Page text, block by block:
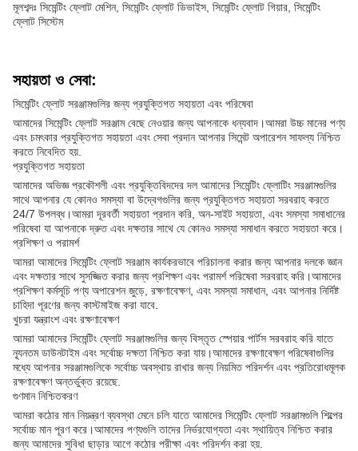
মূলশব্দঃ সিমেন্টিং ফ্লোট মেশিন, সিমেন্টিং ফ্লোট ডিভাইস, সিমেন্টিং ফ্লোট গিয়ার, সিমেন্টিং
ফ্লোট সিস্টেম
সহায়তা ও সেবা:
সিমেন্টিং ফ্লোট সরঞ্জামগুলির জন্য প্রযুক্তিগত সহায়তা এবং পরিষেবা
আমাদের সিমেন্টিং ফ্লোট সরঞ্জাম বেছে নেওয়ার জন্য আপনাকে ধন্যবাদ।আমরা উচ্চ মানের পণ্য
এবং চমৎকার প্রযুক্তিগত সহায়তা এবং সেবা প্রদান আপনার সিমেন্ট অপারেশন সাফল্য নিশ্চিত
করতে নিবেদিত হয়.
প্রযুক্তিগত সহায়তা
আমাদের অভিজ্ঞ প্রকৌশলী এবং প্রযুক্তিবিদদের দল আমাদের সিমেন্টিং ফ্লোটিং সরঞ্জামগুলির
সাথে আপনার যে কোনও সমস্যা বা উদ্বেগগুলির জন্য প্রযুক্তিগত সহায়তা সরবরাহ করতে
24/7 উপলব্ধ।আমরা দূরবর্তী সহায়তা প্রদান করি, অন-সাইট সহায়তা, এবং সমস্যা সমাধানের
পরিষেবা যা আপনাকে দ্রুত এবং দক্ষতার সাথে যে কোনও সমস্যা সমাধান করতে সহায়তা করে।
প্রশিক্ষণ ও পরামর্শ
আমরা আমাদের সিমেন্টিং ফ্লোট সরঞ্জাম কার্যকরভাবে পরিচালনা করার জন্য আপনার দলকে জ্ঞান
এবং দক্ষতার সাথে সুসজ্জিত করার জন্য প্রশিক্ষণ এবং পরামর্শ পরিষেবা সরবরাহ করি।আমাদের
প্রশিক্ষণ কর্মসূচি পণ্য অপারেশন জুড়ে, রক্ষণাবেক্ষণ, এবং সমস্যা সমাধান, এবং আপনার নির্দিষ্ট
চাহিদা পূরণের জন্য কাস্টমাইজ করা যাবে.
খুচরা যন্ত্রাংশ এবং রক্ষণাবেক্ষণ
আমরা আমাদের সিমেন্টিং ফ্লোট সরঞ্জামগুলির জন্য বিস্তৃত স্পেয়ার পার্টস সরবরাহ করি যাতে
ন্যূনতম ডাউনটাইম এবং সর্বোচ্চ দক্ষতা নিশ্চিত করা যায়।আমাদের রক্ষণাবেক্ষণ পরিষেবাগুলির
মধ্যে আপনার সরঞ্জামগুলিকে সর্বোচ্চ অবস্থায় রাখার জন্য নিয়মিত পরিদর্শন এবং প্রতিরোধমূলক
রক্ষণাবেক্ষণ অন্তর্ভুক্ত রয়েছে.
গুণমান নিশ্চিতকরণ
আমরা কঠোর মান নিয়ন্ত্রণ ব্যবস্থা মেনে চলি যাতে আমাদের সিমেন্টিং ফ্লোট সরঞ্জামগুলি শিল্পের
সর্বোচ্চ মান পূরণ করে।আমাদের পণ্যগুলি তাদের নির্ভরযোগ্যতা এবং স্থায়িত্ব নিশ্চিত করার
জন্য আমাদের সুবিধা ছাড়ার আগে কঠোর পরীক্ষা এবং পরিদর্শন করা হয়.